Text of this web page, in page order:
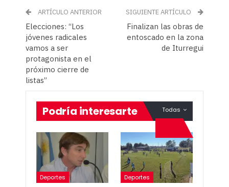
ARTÍCULO ANTERIOR
Elecciones: “Los
jóvenes radicales
vamos a ser
protagonista en el
próximo cierre de
listas”
SIGUIENTE ARTÍCULO
Finalizan las obras de
entoscado en la zona
de Iturregui
Todas
Podría interesarte
Deportes Deportes